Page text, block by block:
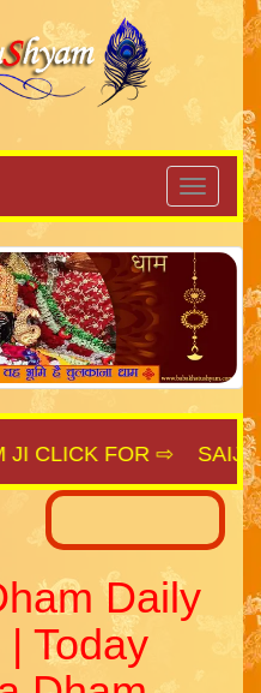
FOR ⇨
Daily
Today